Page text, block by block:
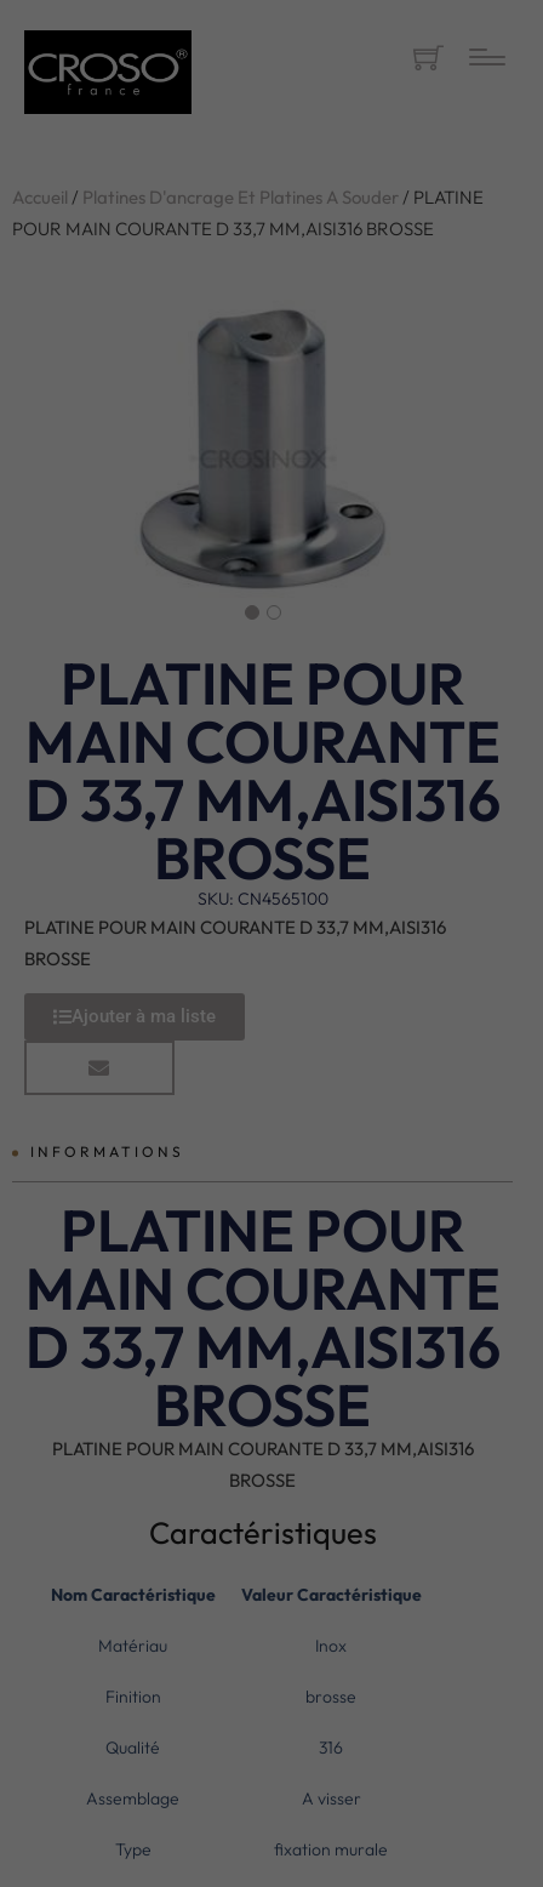
Accueil / Platines D'ancrage Et Platines A Souder/ PLATINE
POUR MAIN COURANTE D 33,7 MM,AISI316 BROSSE
PLATINE POUR
MAIN COURANTE
D 33,7 MM,AISI316
BROSSE
SKU: CN4565100
PLATINE POUR MAIN COURANTE D 33,7 MM,AISI316
BROSSE
Ajouter à ma liste
INFORMATIONS
PLATINE POUR
MAIN COURANTE
D 33,7 MM,AISI316
BROSSE
PLATINE POUR MAIN COURANTE D 33,7 MM,AISI316
BROSSE
Caractéristiques
Nom Caractéristique Valeur Caractéristique
Matériau Inox
Finition brosse
Qualité 316
Assemblage A visser
Type fixation murale